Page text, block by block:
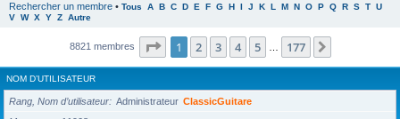
Rechercher un membre • Tous A B C D E F G H I J K L M N O P Q R S T U
V W X Y Z Autre
8821 membres Page 1sur177
1 2 3 4 5 177
NOM D’UTILISATEUR
Rang, Nom d’utilisateur Administrateur ClassicGuitare